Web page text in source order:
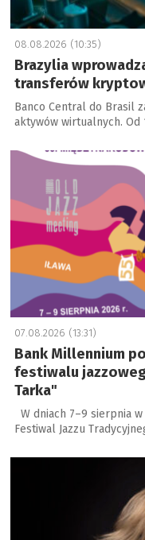
08.08.2026 (10:35)
Brazylia
transferów
Banco Central do Brasil
aktywów wirtualnych. Od
a
07.08.2026 (13:31)
Bank Millennium
festiwalu
Tarka"
W dniach 7–9 sierpnia
Festiwal Jazzu
a